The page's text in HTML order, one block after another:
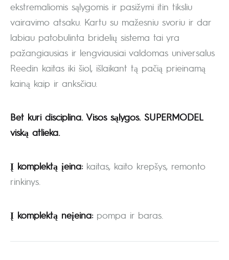
ekstremaliomis sąlygomis ir pasižymi itin tiksliu
vairavimo atsaku. Kartu su mažesniu svoriu ir dar
labiau patobulinta bridelių sistema tai yra
pažangiausias ir lengviausiai valdomas universalus
Reedin kaitas iki šiol, išlaikant tą pačią prieinamą
kainą kaip ir anksčiau.
Bet kuri disciplina. Visos sąlygos. SUPERMODEL
viską atlieka.
Į komplektą įeina:kaitas, kaito krepšys, remonto
rinkinys.
Į komplektą neįeina:pompa ir baras.